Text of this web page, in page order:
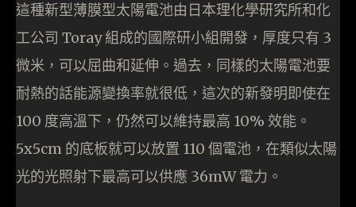
這種新型薄膜型太陽電池由日本理化學研究所和化
工公司 Toray 組成的國際研小組開發，厚度只有 3
微米，可以屈曲和延伸。過去，同樣的太陽電池要
耐熱的話能源變換率就很低，這次的新發明即使在
100 度高溫下，仍然可以維持最高 10% 效能。
5x5cm 的底板就可以放置 110 個電池，在類似太陽
光的光照射下最高可以供應 36mW 電力。